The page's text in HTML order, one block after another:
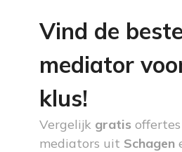
Vind de beste
mediator
klus!
Vergelijk gratis
mediators uit Schagen